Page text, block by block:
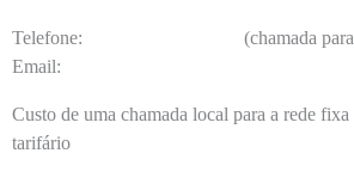
Telefone:
(chamada
Email:
Custo de uma chamada local para a rede
tarifário